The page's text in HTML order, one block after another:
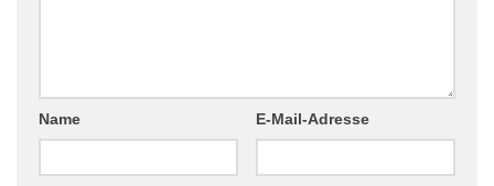
Name E-Mail-Adresse